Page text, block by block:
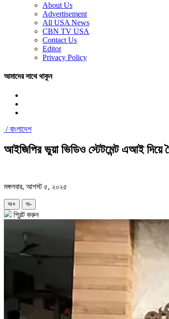
About Us
Advertisement
All USA News
CBN TV USA
Contact Us
Editor
Privacy Policy
আমাদের সাথে থাকুন
/বাংলাদেশ
আইজিপির ভুয়া ভিডিও স্টেটমেন্ট এআই দিয়ে
মঙ্গলবার, আগস্ট ৫, ২০২৫
অ+ অ-
প্রিন্ট করুন